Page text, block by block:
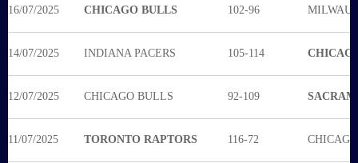
16/07/2025 CHICAGO BULLS 102-96
14/07/2025 INDIANA PACERS 105-114
12/07/2025 CHICAGO BULLS 92-109
11/07/2025 TORONTO RAPTORS 116-72